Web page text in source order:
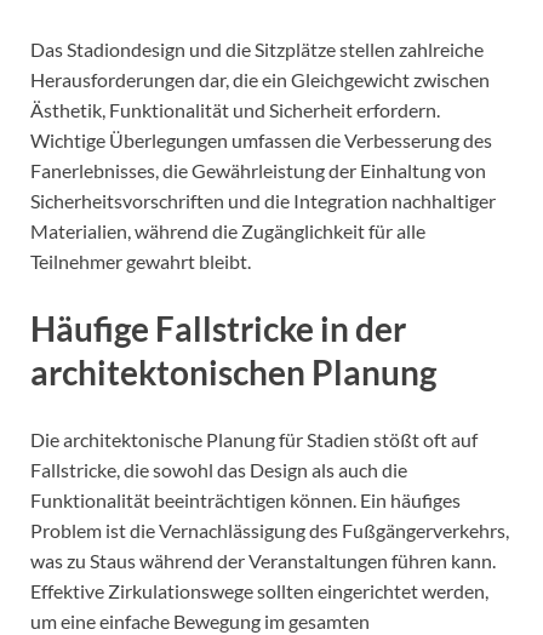
Das Stadiondesign und die Sitzplätze stellen zahlreiche
Herausforderungen dar, die ein Gleichgewicht zwischen
Ästhetik, Funktionalität und Sicherheit erfordern.
Wichtige Überlegungen umfassen die Verbesserung des
Fanerlebnisses, die Gewährleistung der Einhaltung von
Sicherheitsvorschriften und die Integration nachhaltiger
Materialien, während die Zugänglichkeit für alle
Teilnehmer gewahrt bleibt.
Häufige Fallstricke in der
architektonischen Planung
Die architektonische Planung für Stadien stößt oft auf
Fallstricke, die sowohl das Design als auch die
Funktionalität beeinträchtigen können. Ein häufiges
Problem ist die Vernachlässigung des Fußgängerverkehrs,
was zu Staus während der Veranstaltungen führen kann.
Effektive Zirkulationswege sollten eingerichtet werden,
um eine einfache Bewegung im gesamten